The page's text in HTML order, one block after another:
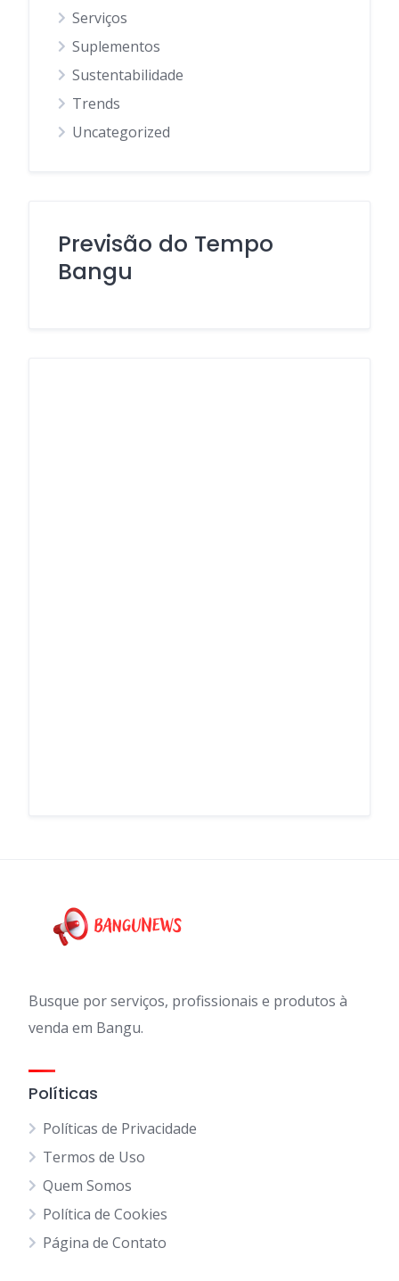
Serviços
Suplementos
Sustentabilidade
Trends
Uncategorized
Previsão do Tempo
Bangu
Busque por serviços, profissionais e produtos à
venda em Bangu.
Políticas
Políticas de Privacidade
Termos de Uso
Quem Somos
Política de Cookies
Página de Contato